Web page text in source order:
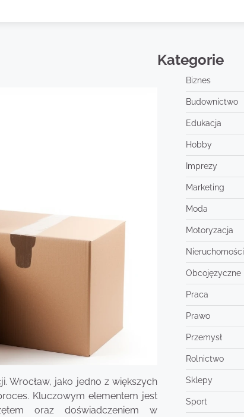
Wrocław, jako jedno z większych
Kluczowym elementem jest
oraz doświadczeniem w
Kategorie
Biznes
Budownictwo
Edukacja
Hobby
Imprezy
Marketing
Moda
Motoryzacja
Nieruchomości
Obcojęzyczne
Praca
Prawo
Przemysł
Rolnictwo
Sklepy
Sport